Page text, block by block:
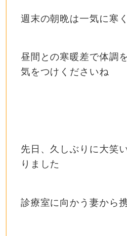
週末の朝晩は一気に寒
昼間との寒暖差で体調
気をつけくださいね
先日、久しぶりに大笑
りました
診療室に向かう妻から